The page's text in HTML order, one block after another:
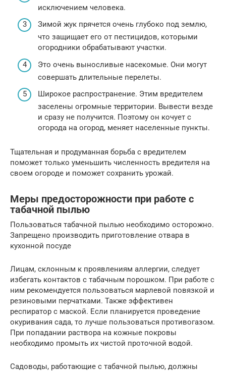
исключением человека.
Зимой жук прячется очень глубоко под землю,
что защищает его от пестицидов, которыми
огородники обрабатывают участки.
Это очень выносливые насекомые. Они могут
совершать длительные перелеты.
Широкое распространение. Этим вредителем
заселены огромные территории. Вывести везде
и сразу не получится. Поэтому он кочует с
огорода на огород, меняет населенные пункты.
Тщательная и продуманная борьба с вредителем
поможет только уменьшить численность вредителя на
своем огороде и поможет сохранить урожай.
Меры предосторожности при работе с
табачной пылью
Пользоваться табачной пылью необходимо осторожно.
Запрещено производить приготовление отвара в
кухонной посуде
Лицам, склонным к проявлениям аллергии, следует
избегать контактов с табачным порошком. При работе с
ним рекомендуется пользоваться марлевой повязкой и
резиновыми перчатками. Также эффективен
респиратор с маской. Если планируется проведение
окуривания сада, то лучше пользоваться противогазом.
При попадании раствора на кожные покровы
необходимо промыть их чистой проточной водой.
Садоводы, работающие с табачной пылью, должны